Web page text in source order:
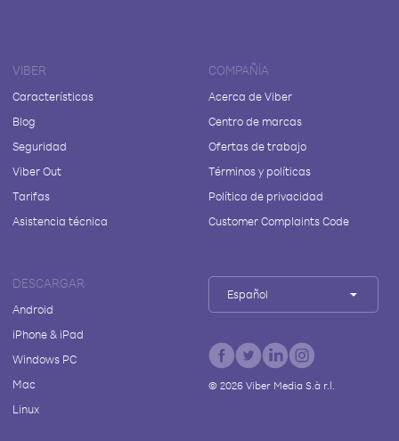
VIBER
Características
Blog
Seguridad
Viber Out
Tarifas
Asistencia técnica
COMPAÑÍA
Acerca de Viber
Centro de marcas
Ofertas de trabajo
Términos y políticas
Política de privacidad
Customer Complaints Code
DESCARGAR
Android
iPhone & iPad
Windows PC
Mac
Linux
Español
© 2026Viber Media S.à r.l.